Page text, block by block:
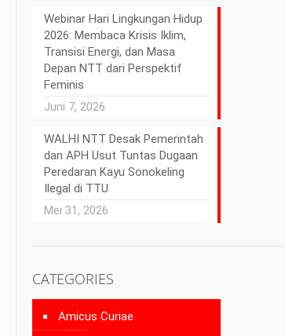
Webinar Hari Lingkungan Hidup
2026: Membaca Krisis Iklim,
Transisi Energi, dan Masa
Depan NTT dari Perspektif
Feminis
Juni 7, 2026
WALHI NTT Desak Pemerintah
dan APH Usut Tuntas Dugaan
Peredaran Kayu Sonokeling
Ilegal di TTU
Mei 31, 2026
CATEGORIES
Amicus Curiae